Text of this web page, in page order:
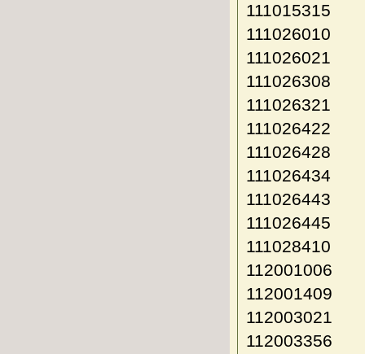
111015315
111026010
111026021
111026308
111026321
111026422
111026428
111026434
111026443
111026445
111028410
112001006
112001409
112003021
112003356